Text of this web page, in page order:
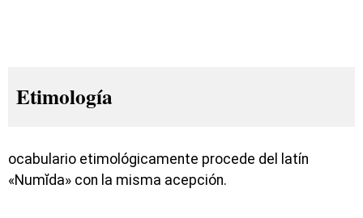
Etimología
ocabulario etimológicamente procede del latín
«Numĭda» con la misma acepción.